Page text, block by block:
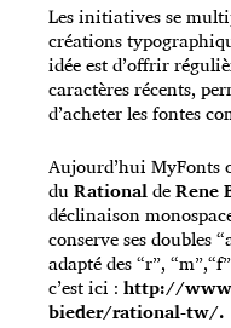
Les initiatives se
créations
idée est d’offrir
caractères récents,
d’acheter les fontes
Aujourd’hui MyFonts
duRationaldeRene
déclinaison
conserve ses doubles
adapté des “r”,
c’est ici : http://
bieder/rational-tw/.